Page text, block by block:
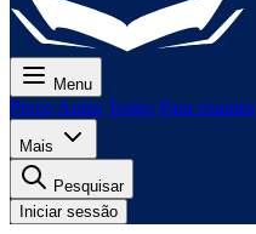
Menu
Preço Aulas Testes Para exames
Mais
Pesquisar
Iniciar sessão